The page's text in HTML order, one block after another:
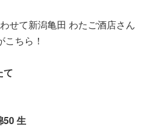
せて新潟亀田 わたご酒店さん
ちら！
て
50 生